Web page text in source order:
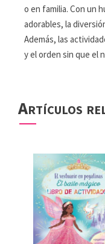
o en familia. Con un
adorables, la
Además, las
y el orden sin que el
Artículos